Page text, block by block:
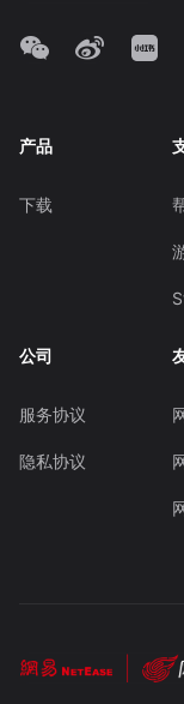
产品
下载
公司
服务协议
隐私协议